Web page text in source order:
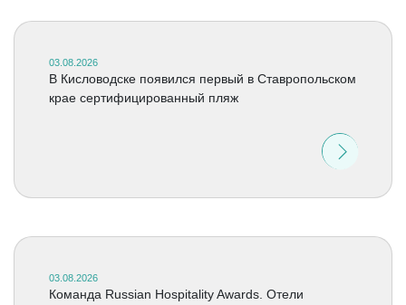
03.08.2026
В Кисловодске появился первый в Ставропольском
крае сертифицированный пляж
03.08.2026
Команда Russian Hospitality Awards. Отели